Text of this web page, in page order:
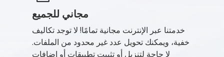
مجاني للجميع
خدمتنا عبر الإنترنت مجانية تمامًا! لا توجد تكاليف
خفية، ويمكنك تحويل عدد غير محدود من الملفات.
لا حاجة لتنزيل أو تثبيت تطبيقات أو إضافات